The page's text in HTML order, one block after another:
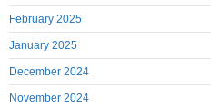
February 2025
January 2025
December 2024
November 2024